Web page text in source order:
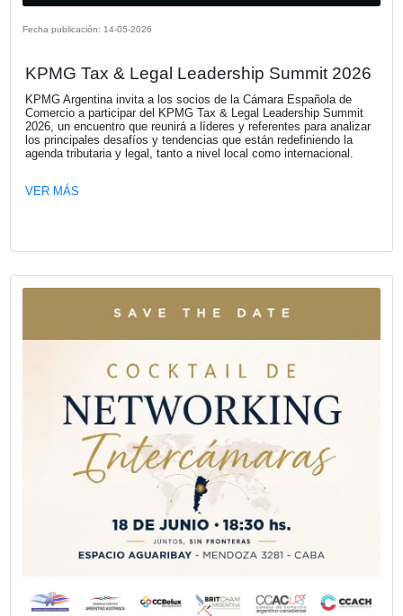
Fecha publicación: 22-05-2026
“El Auto Más Seguro”
la revista “Crash Test” en la que se premian los autos
lanzados en 2025. La edición 2026 tiene un significado
CESVI cumple 30 años.
VER MÁS